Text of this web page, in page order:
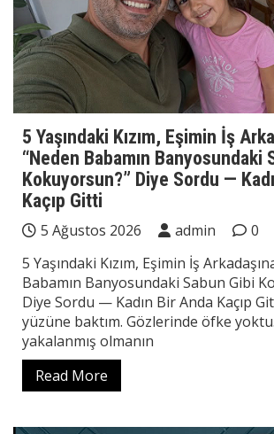
5 Yaşındaki Kızım, Eşimin İş
“Neden Babamın Banyosundaki
Kokuyorsun?” Diye Sordu —
Kaçıp Gitti
5 Ağustos 2026 admin
0
5 Yaşındaki Kızım, Eşimin İş
Babamın Banyosundaki Sabun Gibi
Diye Sordu — Kadın Bir Anda Kaçıp
yüzüne baktım. Gözlerinde öfke
yakalanmış olmanın
Read More